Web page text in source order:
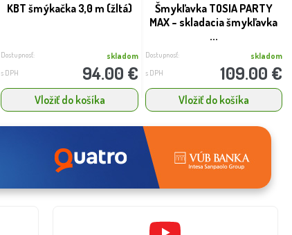
KBT šmýkačka 3,0 m (žltá)
Dostupnosť: skladom
s DPH 94.00 €
Vložiť do košíka
Šmykľavka TOSIA PARTY
MAX – skladacia šmykľavka
...
Dostupnosť: skladom
s DPH 109.00 €
Vložiť do košíka